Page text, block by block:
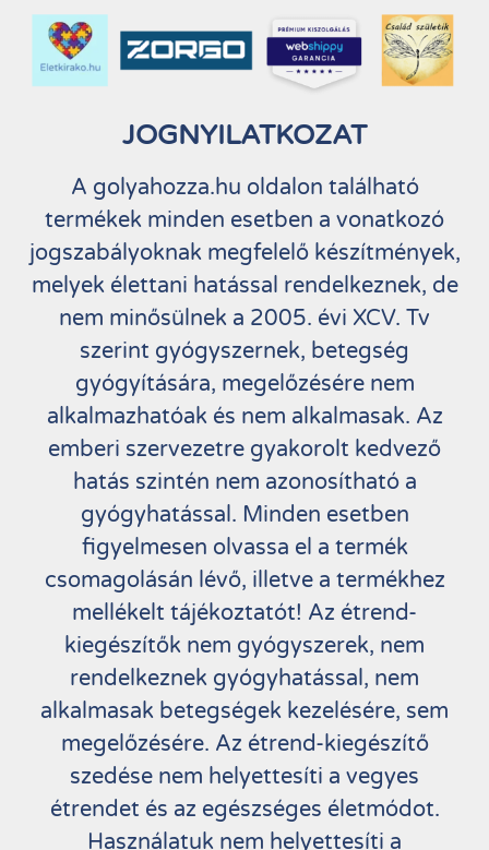
JOGNYILATKOZAT
A golyahozza.hu oldalon található
termékek minden esetben a vonatkozó
jogszabályoknak megfelelő készítmények,
melyek élettani hatással rendelkeznek, de
nem minősülnek a 2005. évi XCV. Tv
szerint gyógyszernek, betegség
gyógyítására, megelőzésére nem
alkalmazhatóak és nem alkalmasak. Az
emberi szervezetre gyakorolt kedvező
hatás szintén nem azonosítható a
gyógyhatással. Minden esetben
figyelmesen olvassa el a termék
csomagolásán lévő, illetve a termékhez
mellékelt tájékoztatót! Az étrend-
kiegészítők nem gyógyszerek, nem
rendelkeznek gyógyhatással, nem
alkalmasak betegségek kezelésére, sem
megelőzésére. Az étrend-kiegészítő
szedése nem helyettesíti a vegyes
étrendet és az egészséges életmódot.
Használatuk nem helyettesíti a